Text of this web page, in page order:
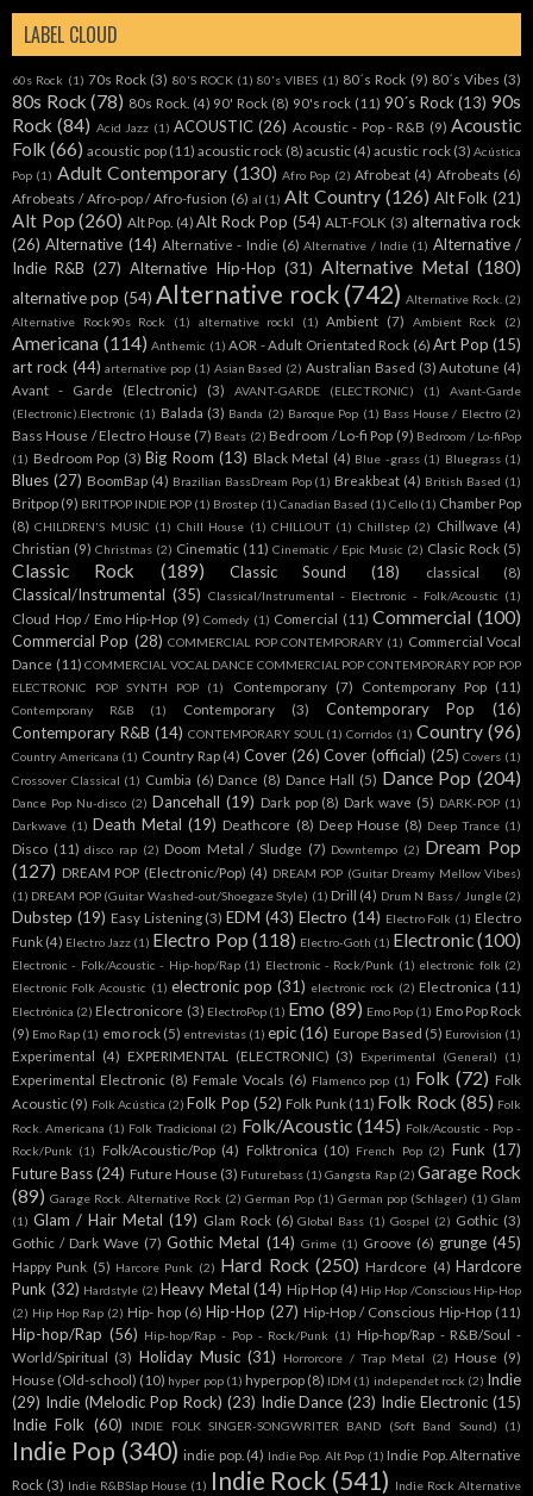
LABEL CLOUD
60s Rock (1) 70s Rock (3) 80'S ROCK (1) 80's VIBES (1) 80´s Rock (9) 80´s Vibes (3)
80s Rock (78) 80s Rock. (4) 90' Rock (8) 90's rock (11) 90´s Rock (13) 90s
Rock (84) Acid Jazz (1) ACOUSTIC (26) Acoustic - Pop - R&B (9) Acoustic
Folk (66) acoustic pop (11) acoustic rock (8) acustic (4) acustic rock (3) Acústica
Pop (1) Adult Contemporary (130) Afro Pop (2) Afrobeat (4) Afrobeats (6)
Afrobeats / Afro-pop / Afro-fusion (6) al (1) Alt Country (126) Alt Folk (21)
Alt Pop (260) Alt Pop. (4) Alt Rock Pop (54) ALT-FOLK (3) alternativa rock
(26) Alternative (14) Alternative - Indie (6) Alternative / Indie (1) Alternative /
Indie R&B (27) Alternative Hip-Hop (31) Alternative Metal (180)
alternative pop (54) Alternative rock (742) Alternative Rock. (2)
Alternative Rock90s Rock
(1) alternative rockl (1) Ambient (7) Ambient Rock (2)
Americana (114) Anthemic (1) AOR - Adult Orientated Rock (6) Art Pop (15)
art rock (44) arternative pop (1) Asian Based (2) Australian Based (3) Autotune (4)
Avant - Garde (Electronic)
(3) AVANT-GARDE (ELECTRONIC) (1)
Avant-Garde
(Electronic).Electronic (1) Balada (3) Banda (2) Baroque Pop (1) Bass House / Electro (2)
Bass House / Electro House (7) Beats (2) Bedroom / Lo-fi Pop (9) Bedroom / Lo-fiPop
(1) Bedroom Pop (3) Big Room (13) Black Metal (4) Blue -grass (1) Bluegrass (1)
Blues (27) BoomBap (4) Brazilian BassDream Pop (1) Breakbeat (4) British Based (1)
Britpop (9) BRITPOP INDIE POP (1) Brostep (1) Canadian Based (1) Cello (1) Chamber Pop
(8) CHILDREN'S MUSIC (1) Chill House (1) CHILLOUT (1) Chillstep (2) Chillwave (4)
Christian (9) Christmas (2) Cinematic (11) Cinematic / Epic Music (2) Clasic Rock (5)
Classic Rock (189) Classic Sound (18) classical (8)
Classical/Instrumental (35) Classical/Instrumental - Electronic - Folk/Acoustic (1)
Cloud Hop / Emo Hip-Hop (9) Comedy (1) Comercial (11) Commercial (100)
Commercial Pop (28) COMMERCIAL POP CONTEMPORARY (1) Commercial Vocal
Dance (11) COMMERCIAL VOCAL DANCE COMMERCIAL POP CONTEMPORARY POP POP
ELECTRONIC POP SYNTH POP
(1) Contemporany (7) Contemporany Pop (11)
Contemporany R&B (1) Contemporary (3) Contemporary Pop
(16)
Contemporary R&B (14) CONTEMPORARY SOUL (1) Corridos (1) Country (96)
Country Americana (1) Country Rap (4) Cover (26) Cover (official) (25) Covers (1)
Crossover Classical (1) Cumbia (6) Dance (8) Dance Hall (5) Dance Pop (204)
Dance Pop Nu-disco (2) Dancehall (19) Dark pop (8) Dark wave (5) DARK-POP (1)
Darkwave (1) Death Metal (19) Deathcore (8) Deep House (8) Deep Trance (1)
Disco (11) disco rap (2) Doom Metal / Sludge (7) Downtempo (2) Dream Pop
(127) DREAM POP (Electronic/Pop) (4) DREAM POP (Guitar Dreamy Mellow Vibes)
(1) DREAM POP (Guitar Washed-out/Shoegaze Style) (1) Drill (4) Drum N Bass / Jungle (2)
Dubstep (19) Easy Listening (3) EDM (43) Electro (14) Electro Folk (1) Electro
Funk (4) Electro Jazz (1) Electro Pop (118) Electro-Goth (1) Electronic(100)
Electronic - Folk/Acoustic - Hip-hop/Rap (1) Electronic - Rock/Punk (1) electronic folk (2)
Electronic Folk Acoustic (1) electronic pop (31) electronic rock (2) Electronica (11)
Electrónica (2) Electronicore (3) ElectroPop (1) Emo (89) Emo Pop (1) Emo Pop Rock
(9) Emo Rap (1) emo rock (5) entrevistas (1) epic (16) Europe Based (5) Eurovision (1)
Experimental (4) EXPERIMENTAL (ELECTRONIC) (3) Experimental (General) (1)
Experimental Electronic (8) Female Vocals (6) Flamenco pop (1) Folk (72) Folk
Acoustic (9) Folk Acústica (2) Folk Pop (52) Folk Punk (11) Folk Rock (85) Folk
Rock. Americana (1) Folk Tradicional (2) Folk/Acoustic (145) Folk/Acoustic - Pop -
Rock/Punk (1) Folk/Acoustic/Pop (4) Folktronica (10) French Pop (2) Funk (17)
Future Bass (24) Future House (3) Futurebass (1) Gangsta Rap (2) Garage Rock
(89) Garage Rock. Alternative Rock (2) German Pop (1) German pop (Schlager) (1) Glam
(1) Glam / Hair Metal (19) Glam Rock (6) Global Bass (1) Gospel (2) Gothic (3)
Gothic / Dark Wave (7) Gothic Metal (14) Grime (1) Groove (6) grunge (45)
Happy Punk (5) Harcore Punk (2) Hard Rock (250) Hardcore (4) Hardcore
Punk (32) Hardstyle (2) Heavy Metal (14) Hip Hop (4) Hip Hop /Conscious Hip-Hop
(2) Hip Hop Rap (2) Hip- hop (6) Hip-Hop (27) Hip-Hop / Conscious Hip-Hop (11)
Hip-hop/Rap (56) Hip-hop/Rap - Pop - Rock/Punk (1) Hip-hop/Rap - R&B/Soul -
World/Spiritual (3) Holiday Music (31) Horrorcore / Trap Metal (2) House (9)
House (Old-school) (10) hyper pop (1) hyperpop (8) IDM (1) independet rock (2) Indie
(29) Indie (Melodic Pop Rock) (23) Indie Dance (23) Indie Electronic (15)
Indie Folk (60) INDIE FOLK SINGER-SONGWRITER BAND (Soft Band Sound) (1)
Indie Pop (340) indie pop. (4) Indie Pop. Alt Pop (1) Indie Pop. Alternative
Rock (3) Indie R&BSlap House (1) Indie Rock (541) Indie Rock Alternative